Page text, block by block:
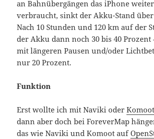
an Bahnübergängen das iPhone
verbraucht, sinkt der Akku-Stand über
Nach 10 Stunden und 120 km auf der
der Akku dann noch 30 bis 40 Prozent
mit längeren Pausen und/oder
nur 20 Prozent.
Funktion
Erst wollte ich mit Naviki oderKomoot
dann aber doch bei ForeverMap
das wie Naviki und Komoot auf